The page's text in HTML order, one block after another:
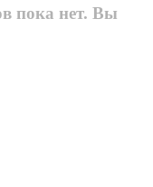
пока нет. Вы